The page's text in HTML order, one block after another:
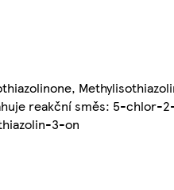
reakční směs: 5-chlor-
3-on